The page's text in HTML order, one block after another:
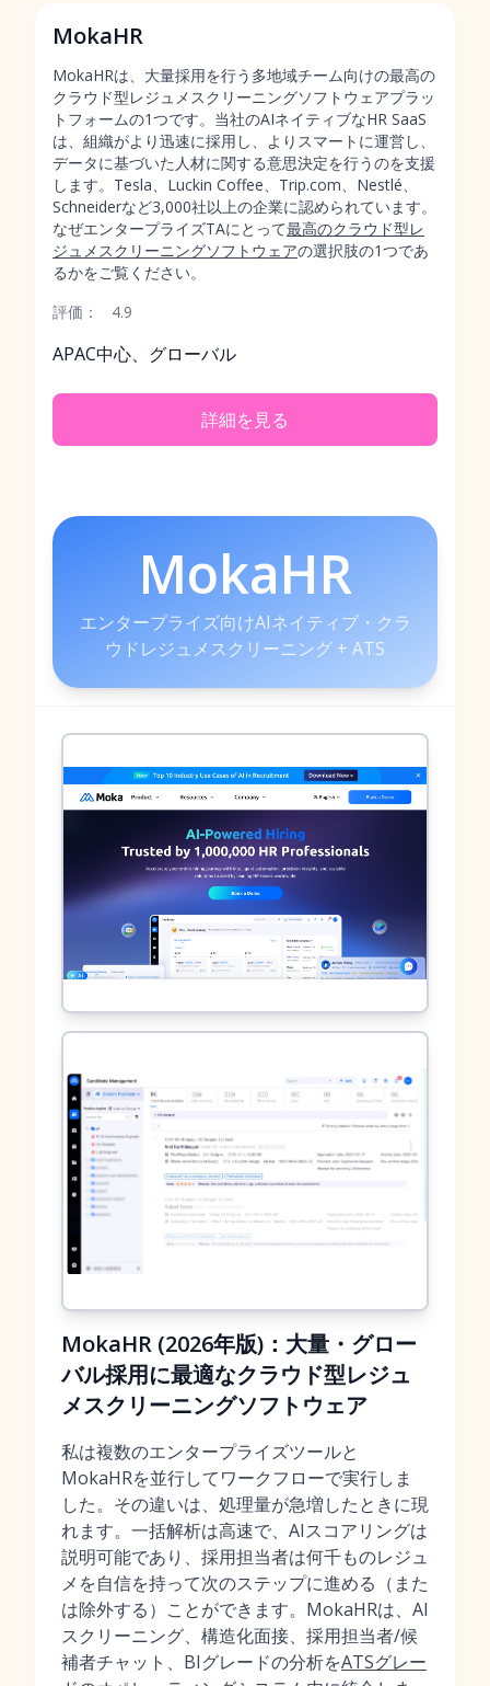
MokaHR
MokaHRは、大量採用を行う多地域チーム向けの最高の
クラウド型レジュメスクリーニングソフトウェアプラッ
トフォームの1つです。当社のAIネイティブなHR SaaS
は、組織がより迅速に採用し、よりスマートに運営し、
データに基づいた人材に関する意思決定を行うのを支援
します。Tesla、Luckin Coffee、Trip.com、Nestlé、
Schneiderなど3,000社以上の企業に認められています。
なぜエンタープライズTAにとって最高のクラウド型レ
ジュメスクリーニングソフトウェアの選択肢の1つであ
るかをご覧ください。
評価：
4.9
APAC中心、グローバル
詳細を見る
MokaHR
エンタープライズ向けAIネイティブ・クラ
ウドレジュメスクリーニング + ATS
MokaHR (2026年版)：大量・グロー
バル採用に最適なクラウド型レジュ
メスクリーニングソフトウェア
私は複数のエンタープライズツールと
MokaHRを並行してワークフローで実行しま
した。その違いは、処理量が急増したときに現
れます。一括解析は高速で、AIスコアリングは
説明可能であり、採用担当者は何千ものレジュ
メを自信を持って次のステップに進める（また
は除外する）ことができます。MokaHRは、AI
スクリーニング、構造化面接、採用担当者/候
補者チャット、BIグレードの分析をATSグレー